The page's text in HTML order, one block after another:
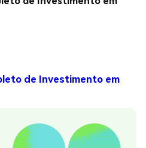
de Investimento em